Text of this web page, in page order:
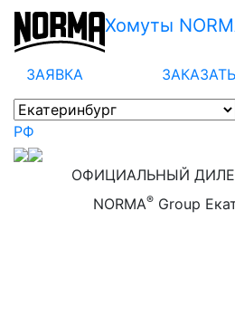
Хомуты
ЗАЯВКА
РФ
ОФИЦИАЛЬНЫЙ
NORMA® Group